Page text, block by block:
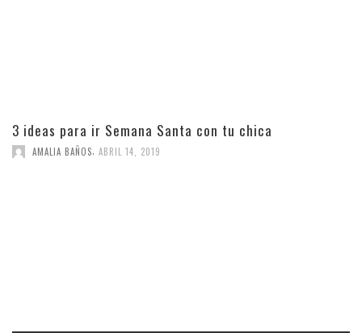
3 ideas para ir Semana Santa con tu chica
AMALIA BAÑOS ABRIL 14, 2019